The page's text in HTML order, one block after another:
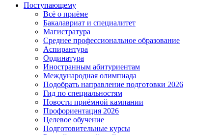
Поступающему
Всё о приёме
Бакалавриат и специалитет
Магистратура
Среднее профессиональное образование
Аспирантура
Ординатура
Иностранным абитуриентам
Международная олимпиада
Подобрать направление подготовки 2026
Гид по специальностям
Новости приёмной кампании
Профориентация 2026
Целевое обучение
Подготовительные курсы